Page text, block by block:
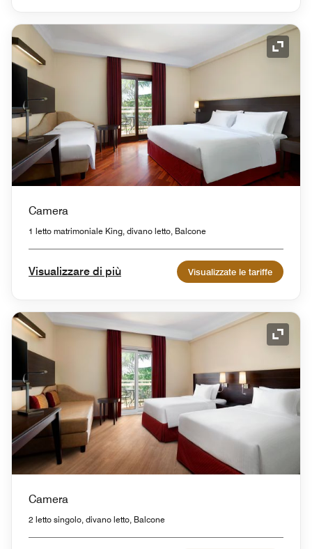
Icona
Camera
1 letto matrimoniale King, divano letto, Balcone
Visualizzare di più Visualizzate le tariffe
Icona
Camera
2 letto singolo, divano letto, Balcone